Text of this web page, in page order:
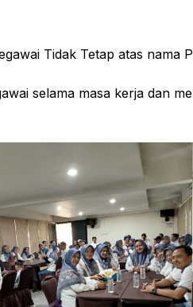
Tidak Tetap atas nama
selama masa kerja dan